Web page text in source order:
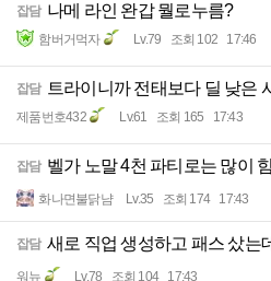
잡담 나메 라인 완갑 뭘로누름?
함버거먹자 Lv.79 조회 102 17:46
잡담 트라이니까 전태보다 딜 낮은
제품번호432 Lv.61 조회 165 17:43
잡담 벨가 노말 4천 파티로는 많이
화나면불닭냠 Lv.35 조회 174 17:43
잡담 새로 직업 생성하고 패스 샀는
워뉴 Lv.78 조회 104 17:43